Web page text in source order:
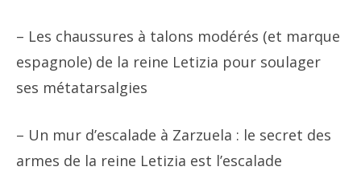
– Les chaussures à talons modérés (et marque
espagnole) de la reine Letizia pour soulager
ses métatarsalgies
– Un mur d’escalade à Zarzuela : le secret des
armes de la reine Letizia est l’escalade